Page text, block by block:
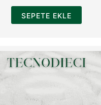
SEPETE EKLE